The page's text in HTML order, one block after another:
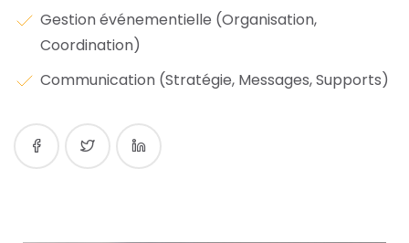
Gestion événementielle (Organisation,
Coordination)
Communication (Stratégie, Messages, Supports)